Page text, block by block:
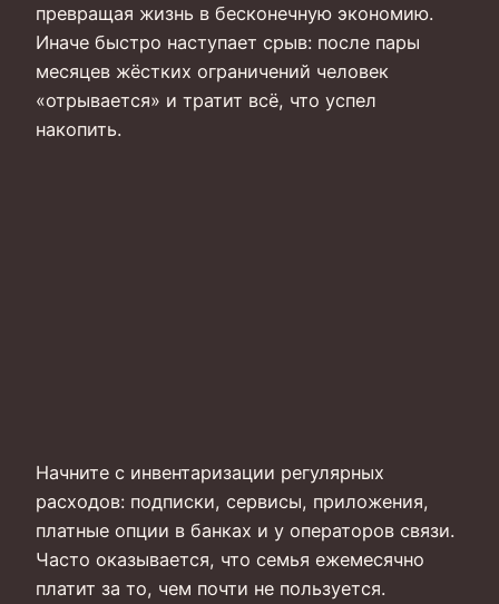
превращая жизнь в бесконечную экономию.
Иначе быстро наступает срыв: после пары
месяцев жёстких ограничений человек
«отрывается» и тратит всё, что успел
накопить.
Начните с инвентаризации регулярных
расходов: подписки, сервисы, приложения,
платные опции в банках и у операторов связи.
Часто оказывается, что семья ежемесячно
платит за то, чем почти не пользуется.